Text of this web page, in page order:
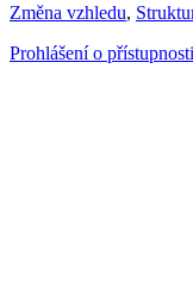
Změna vzhledu,
Prohlášení o přístupnosti